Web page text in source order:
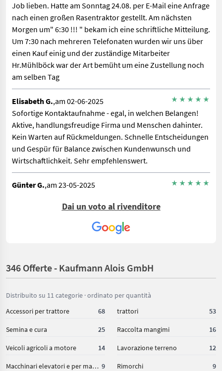
Job lieben. Hatte am Sonntag 24.08. per E-Mail eine Anfrage
nach einen großen Rasentraktor gestellt. Am nächsten
Morgen um" 6:30 !!! " bekam ich eine schriftliche Mitteilung.
Um 7:30 nach mehreren Telefonaten wurden wir uns über
einen Kauf einig und der zuständige Mitarbeiter
Hr.Mühlböck war der Art bemüht um eine Zustellung noch
am selben Tag
Elisabeth G.,am 02-06-2025
Sofortige Kontaktaufnahme - egal, in welchen Belangen!
Aktive, handlungsfreudige Firma und Menschen dahinter.
Kein Warten auf Rückmeldungen. Schnelle Entscheidungen
und Gespür für Balance zwischen Kundenwunsch und
Wirtschaftlichkeit. Sehr empfehlenswert.
Günter G.,am 23-05-2025
Top Service, Freundlich, vernünftige Preise. Alles bestens.
Michael H.,am 13-08-2024
Eine sehr gute Werkstatt mit kompetenten Mechanikern
und einen tollen Chef mit Handschlagsqualität. Ein richtiger
Dai un voto al rivenditore
346 Offerte - Kaufmann Alois GmbH
Distribuito su 11 categorie · ordinato per quantità
Accessori per trattore
68 trattori 53
Semina e cura 25 Raccolta mangimi 16
Veicoli agricoli a motore 14 Lavorazione terreno 12
Macchinari elevatori e per magazzino 9 Rimorchi 9